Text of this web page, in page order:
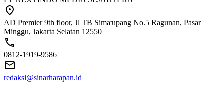
AD Premier 9th floor, Jl TB Simatupang No.5 Ragunan, Pasar
Minggu, Jakarta Selatan 12550
0812-1919-9586
redaksi@sinarharapan.id